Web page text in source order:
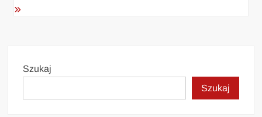
Szukaj
Szukaj